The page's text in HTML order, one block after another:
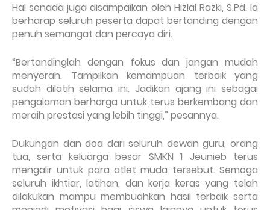
Hal senada juga disampaikan oleh Hizlal Razki, S.Pd. Ia
berharap seluruh peserta dapat bertanding dengan
penuh semangat dan percaya diri.
“Bertandinglah dengan fokus dan jangan mudah
menyerah. Tampilkan kemampuan terbaik yang
sudah dilatih selama ini. Jadikan ajang ini sebagai
pengalaman berharga untuk terus berkembang dan
meraih prestasi yang lebih tinggi,” pesannya.
Dukungan dan doa dari seluruh dewan guru, orang
tua, serta keluarga besar SMKN 1 Jeunieb terus
mengalir untuk para atlet muda tersebut. Semoga
seluruh ikhtiar, latihan, dan kerja keras yang telah
dilakukan mampu membuahkan hasil terbaik serta